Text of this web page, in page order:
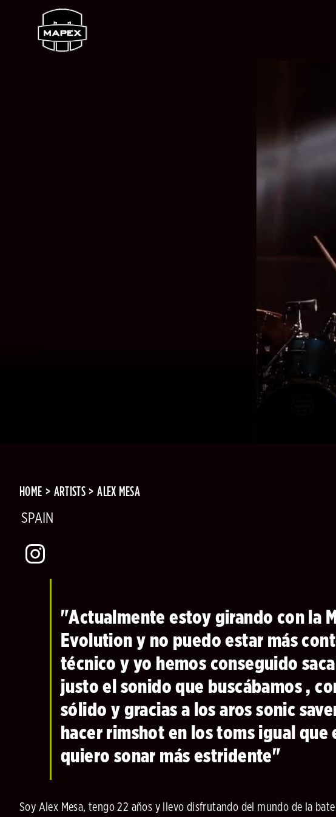
HOME ARTISTS ALEX MESA
SPAIN
"Actualmente estoy girando con la
Evolution y no puedo estar más
técnico y yo hemos conseguido
justo el sonido que buscábamos ,
sólido y gracias a los aros sonic
hacer rimshot en los toms igual que
quiero sonar más estridente"
Soy Alex Mesa, tengo 22 años y llevo disfrutando del mundo de la